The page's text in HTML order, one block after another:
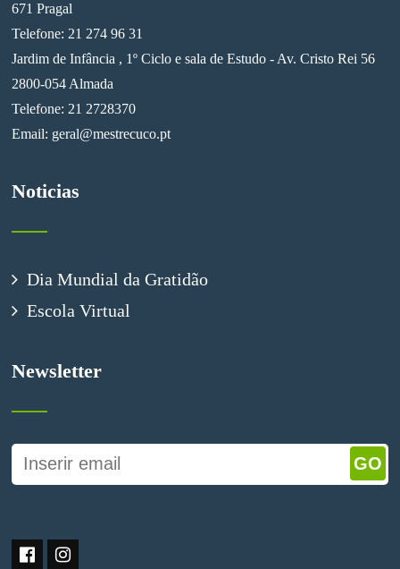
671 Pragal
Telefone: 21 274 96 31
Jardim de Infância , 1º Ciclo e sala de Estudo - Av. Cristo Rei 56
2800-054 Almada
Telefone: 21 2728370
Email: geral@mestrecuco.pt
Noticias
Dia Mundial da Gratidão
Escola Virtual
Newsletter